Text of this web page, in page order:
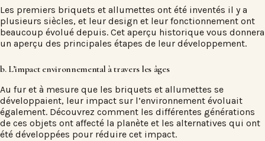
Les premiers briquets et allumettes ont été inventés il y a
plusieurs siècles, et leur design et leur fonctionnement ont
beaucoup évolué depuis. Cet aperçu historique vous donnera
un aperçu des principales étapes de leur développement.
b. L’impact environnemental à travers les âges
Au fur et à mesure que les briquets et allumettes se
développaient, leur impact sur l’environnement évoluait
également. Découvrez comment les différentes générations
de ces objets ont affecté la planète et les alternatives qui ont
été développées pour réduire cet impact.